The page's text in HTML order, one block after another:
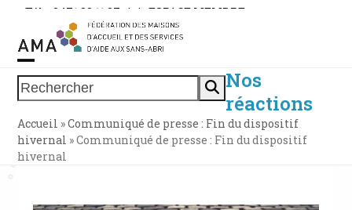
Skip
content
Tél. : 0471 38 11 37 | | ESPACE MEMBRE
Rechercher
Open
mobile
menu
Close
mobile
menu
Nos
réactions
Accueil »Communiqué de presse : Fin du dispositif
hivernal »Communiqué de presse : Fin du dispositif
hivernal